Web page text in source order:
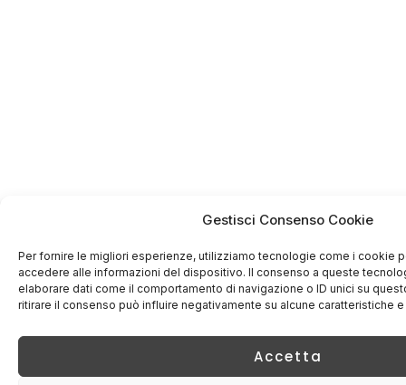
Gestisci Consenso Cookie
Per fornire le migliori esperienze, utilizziamo tecnologie come i cookie
accedere alle informazioni del dispositivo. Il consenso a queste
elaborare dati come il comportamento di navigazione o ID unici su
ritirare il consenso può influire negativamente su alcune caratteristiche
Accetta